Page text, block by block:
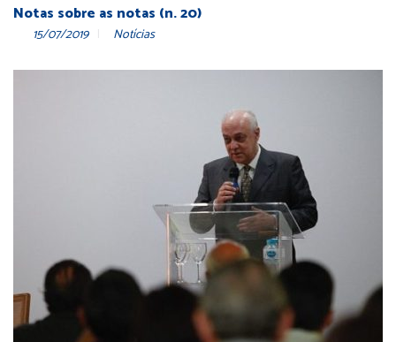
Notas sobre as notas (n. 20)
15/07/2019 Notícias